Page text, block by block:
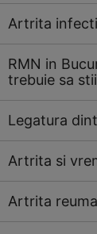
Artrita
RMN in
trebuie sa
Legatura
Artrita si
Artrita